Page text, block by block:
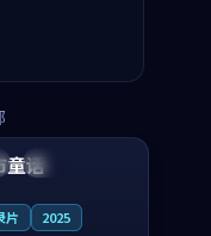
院线
童话
片 2025